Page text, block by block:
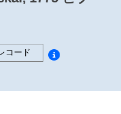
コード